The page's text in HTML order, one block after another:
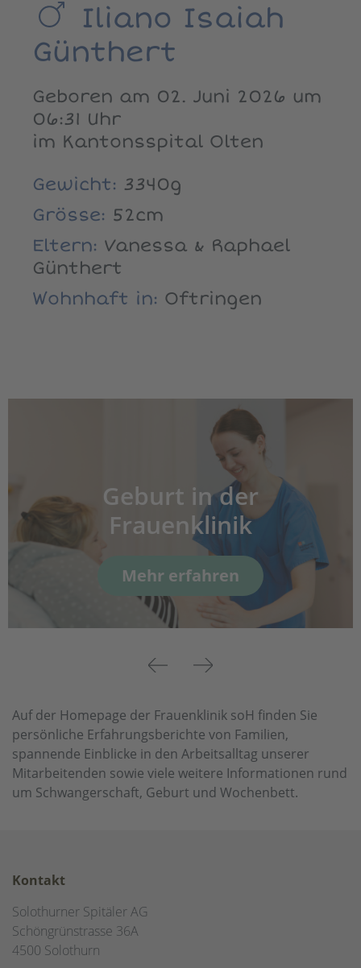
Iliano Isaiah
Günthert
Geboren am 02. Juni 2026 um
06:31 Uhr
im Kantonsspital Olten
Gewicht: 3340g
Grösse: 52cm
Eltern: Vanessa & Raphael
Günthert
Wohnhaft in: Oftringen
Previous
Geburt in der
Frauenklinik
Mehr erfahren
Next
Auf der Homepage der Frauenklinik soH finden Sie
persönliche Erfahrungsberichte von Familien,
spannende Einblicke in den Arbeitsalltag unserer
Mitarbeitenden sowie viele weitere Informationen rund
um Schwangerschaft, Geburt und Wochenbett.
Kontakt
Solothurner Spitäler AG
Schöngrünstrasse 36A
4500 Solothurn